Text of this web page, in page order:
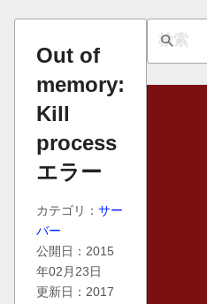
Out of
memory:
Kill
process
エラー
カテゴリ： サー
バー
公開日：2015
年02月23日
更新日：2017